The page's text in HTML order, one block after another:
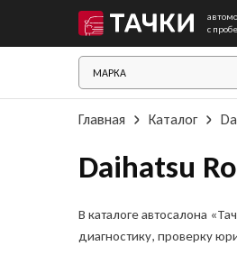
с
Главная Каталог
Daihatsu
В каталоге автосалона
диагностику, проверку